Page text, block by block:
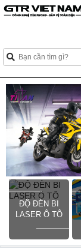
ĐỘ ĐÈN BI
LASER Ô TÔ